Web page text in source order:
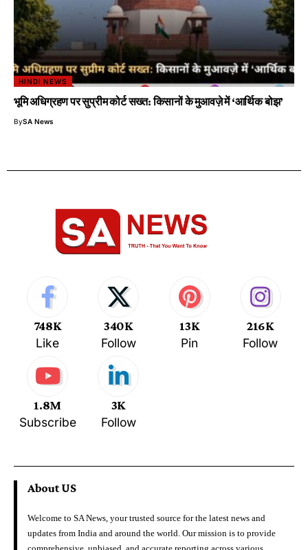
HINDI NEWS
भूमि अधिग्रहण पर सुप्रीम कोर्ट सख्त: किसानों के मुआवज़े में ‘आर्थिक बोझ’
BySA News
748K
Like
340K
Follow
13K
Pin
216K
Follow
1.8M
Subscribe
3K
Follow
About US
Welcome to SA News, your trusted source for the latest news and
updates from India and around the world. Our mission is to provide